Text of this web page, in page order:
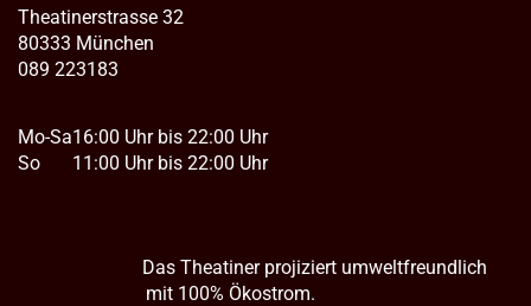
Theatinerstrasse 32
80333 München
089 223183
Mo-Sa
So
16:00 Uhr bis 22:00 Uhr
11:00 Uhr bis 22:00 Uhr
Das Theatiner projiziert umweltfreundlich
mit 100% Ökostrom.